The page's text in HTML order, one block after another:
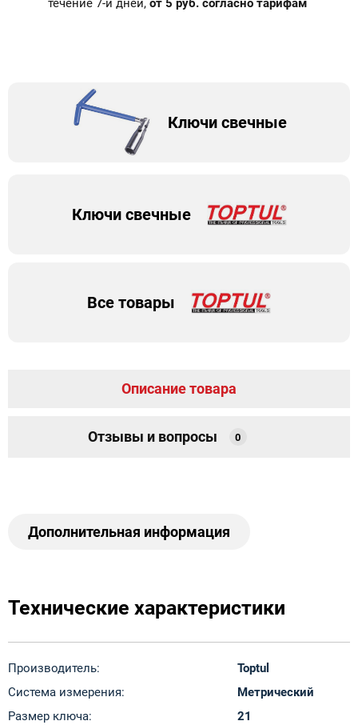
течение 7-и дней, от 5 руб. согласно тарифам
Ключи свечные
Ключи свечные
Все товары
Описание товара
Отзывы и вопросы 0
Дополнительная информация
Технические характеристики
Производитель:
Toptul
Система измерения:
Метрический
Размер ключа:
21